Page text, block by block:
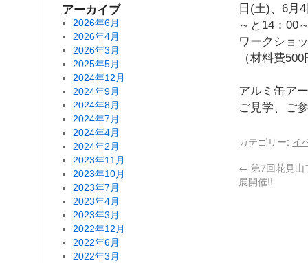
日(土)、6月
～と14：00
ワークショ
（材料費
アルミ缶ア
ご見学、ご
カテゴリー: イ
← 第7回花見
展開催!!
アーカイブ
2026年6月
2026年4月
2026年3月
2025年5月
2024年12月
2024年9月
2024年8月
2024年7月
2024年4月
2024年2月
2023年11月
2023年10月
2023年7月
2023年4月
2023年3月
2022年12月
2022年6月
2022年3月